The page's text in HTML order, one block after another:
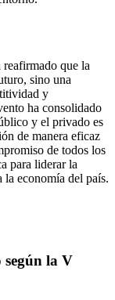
que la
sino una
y
ha consolidado
y el privado es
de manera eficaz
de todos los
para liderar la
economía del país.
según la V